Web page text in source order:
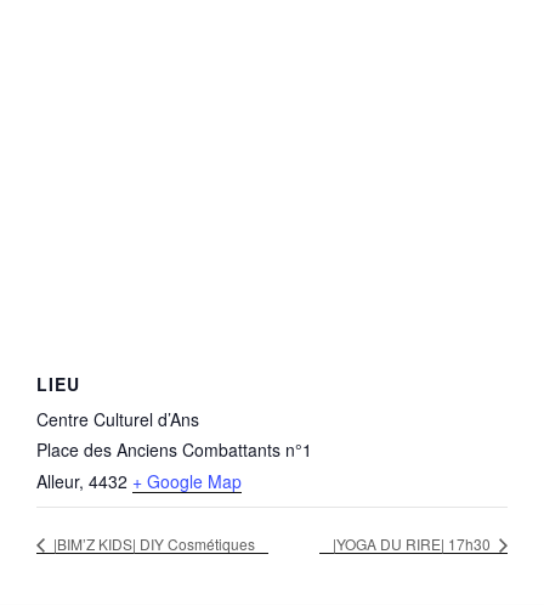
LIEU
Centre Culturel d’Ans
Place des Anciens Combattants n°1
Alleur, 4432 + Google Map
|BIM’Z KIDS| DIY Cosmétiques |YOGA DU RIRE| 17h30